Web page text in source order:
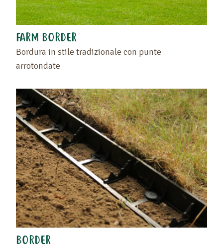
FARM BORDER
Bordura in stile tradizionale con punte
arrotondate
BORDER